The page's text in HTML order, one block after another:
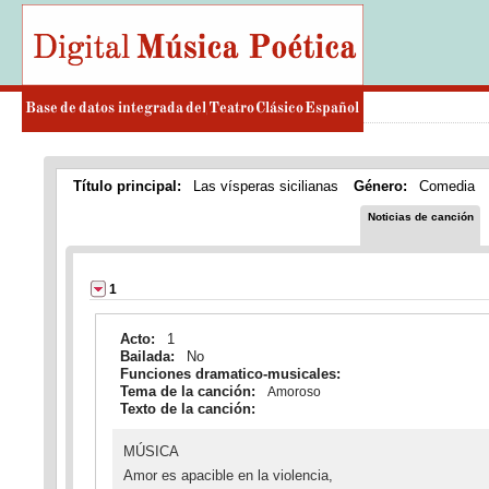
Título principal: Las vísperas sicilianas Género: Comedia
Noticias de canción
1
Acto:
1
Bailada:
No
Funciones dramatico-musicales:
Tema de la canción:
Amoroso
Texto de la canción:
MÚSICA
Amor es apacible en la violencia,